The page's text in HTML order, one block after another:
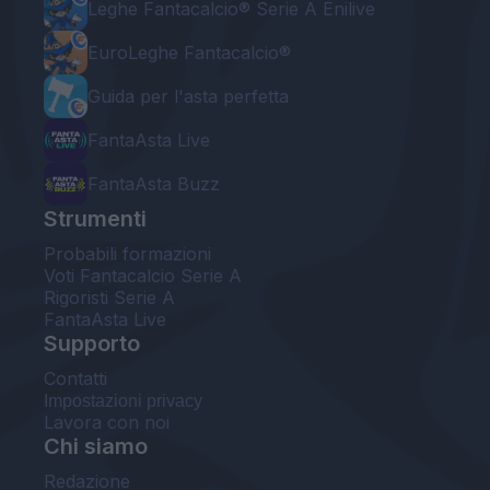
Leghe Fantacalcio® Serie A Enilive
EuroLeghe Fantacalcio®
Guida per l'asta perfetta
FantaAsta Live
FantaAsta Buzz
Strumenti
Probabili formazioni
Voti Fantacalcio Serie A
Rigoristi Serie A
FantaAsta Live
Supporto
Contatti
Impostazioni privacy
Lavora con noi
Chi siamo
Redazione